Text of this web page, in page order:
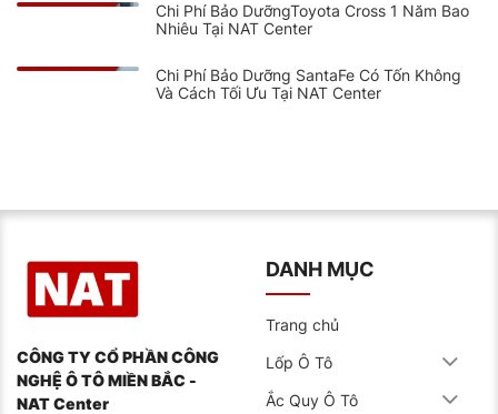
Chi Phí Bảo DưỡngToyota Cross 1 Năm Bao
Nhiêu Tại NAT Center
Chi Phí Bảo Dưỡng SantaFe Có Tốn Không
Và Cách Tối Ưu Tại NAT Center
CÔNG TY CỔ PHẦN CÔNG
NGHỆ Ô TÔ MIỀN BẮC -
NAT Center
DANH MỤC
Trang chủ
Lốp Ô Tô
Ắc Quy Ô Tô